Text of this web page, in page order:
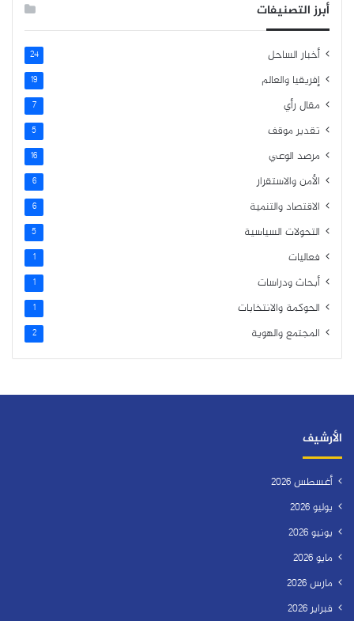
أبرز التصنيفات
أخبار الساحل 24
إفريقيا والعالم 19
مقال رأي 7
تقدير موقف 5
مرصد الوعي 16
الأمن والاستقرار 6
الاقتصاد والتنمية 6
التحولات السياسية 5
فعاليات 1
أبحاث ودراسات 1
الحوكمة والانتخابات 1
المجتمع والهوية 2
الأرشيف
أغسطس 2026
يوليو 2026
يونيو 2026
مايو 2026
مارس 2026
فبراير 2026